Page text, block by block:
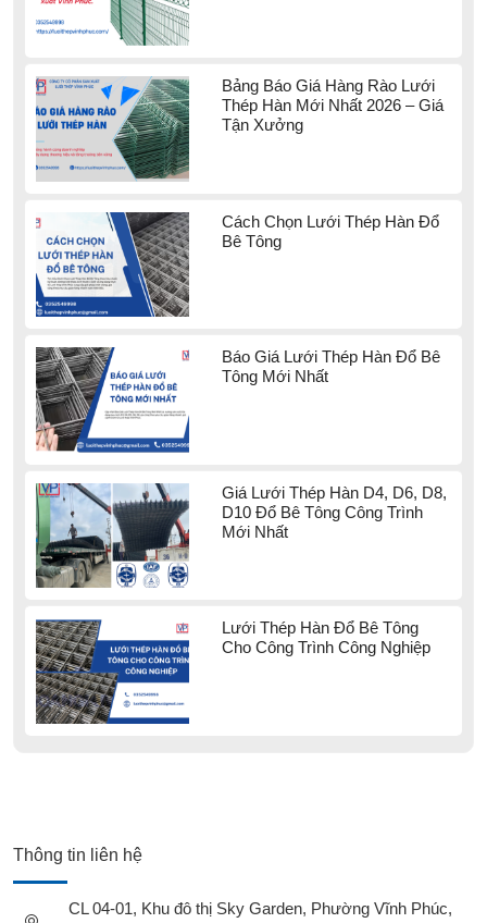
Bảng Báo Giá Hàng Rào Lưới
Thép Hàn Mới Nhất 2026 – Giá
Tận Xưởng
Cách Chọn Lưới Thép Hàn Đổ
Bê Tông
Báo Giá Lưới Thép Hàn Đổ Bê
Tông Mới Nhất
Giá Lưới Thép Hàn D4, D6, D8,
D10 Đổ Bê Tông Công Trình
Mới Nhất
Lưới Thép Hàn Đổ Bê Tông
Cho Công Trình Công Nghiệp
Thông tin liên hệ
CL 04-01, Khu đô thị Sky Garden, Phường Vĩnh Phúc,